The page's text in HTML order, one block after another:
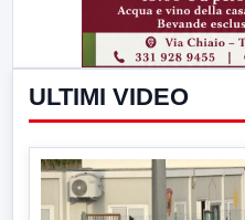
ULTIMI VIDEO